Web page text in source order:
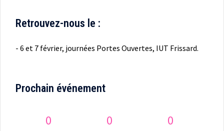
Retrouvez-nous le :
- 6 et 7 février, journées Portes Ouvertes, IUT Frissard.
Prochain événement
0 0 0